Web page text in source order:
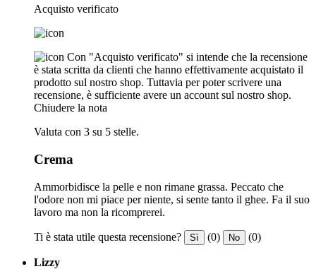
Acquisto verificato
Con "Acquisto verificato" si intende che la recensione
è stata scritta da clienti che hanno effettivamente acquistato il
prodotto sul nostro shop. Tuttavia per poter scrivere una
recensione, è sufficiente avere un account sul nostro shop.
Chiudere la nota
Valuta con 3 su 5 stelle.
Crema
Ammorbidisce la pelle e non rimane grassa. Peccato che
l'odore non mi piace per niente, si sente tanto il ghee. Fa il suo
lavoro ma non la ricomprerei.
Ti è stata utile questa recensione? Sì (0) No (0)
Lizzy